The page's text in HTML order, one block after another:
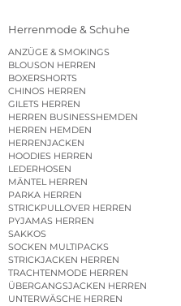
Herrenmode & Schuhe
ANZÜGE & SMOKINGS
BLOUSON HERREN
BOXERSHORTS
CHINOS HERREN
GILETS HERREN
HERREN BUSINESSHEMDEN
HERREN HEMDEN
HERRENJACKEN
HOODIES HERREN
LEDERHOSEN
MÄNTEL HERREN
PARKA HERREN
STRICKPULLOVER HERREN
PYJAMAS HERREN
SAKKOS
SOCKEN MULTIPACKS
STRICKJACKEN HERREN
TRACHTENMODE HERREN
ÜBERGANGSJACKEN HERREN
UNTERWÄSCHE HERREN